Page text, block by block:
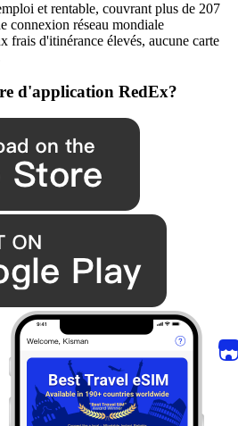
et rentable, couvrant plus de 207
connexion réseau mondiale
frais d'itinérance élevés, aucune carte
d'application RedEx?